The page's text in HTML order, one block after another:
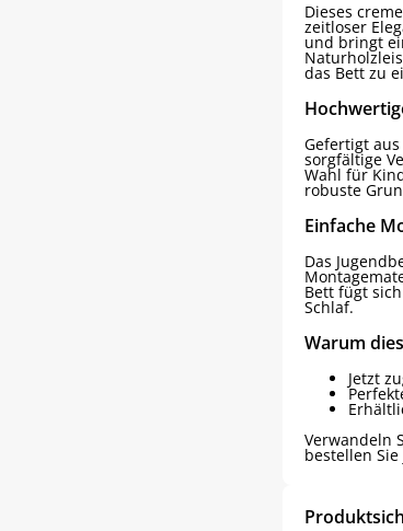
Dieses
zeitloser
und bringt
das Bett zu
Gefertigt
sorgfältige
Wahl für
robuste
Einfache
Das
Bett fügt
Schlaf.
Warum
Jetzt
Verwandeln
bestellen